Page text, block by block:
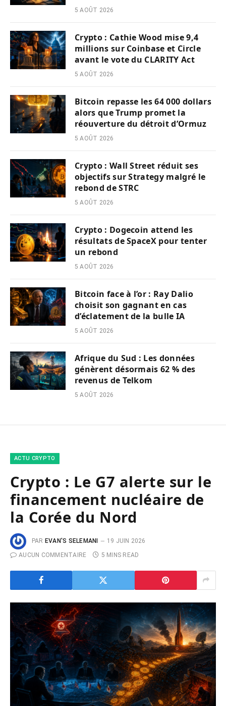
5 AOÛT 2026
Crypto : Cathie Wood mise 9,4
millions sur Coinbase et Circle
avant le vote du CLARITY Act
5 AOÛT 2026
Bitcoin repasse les 64 000 dollars
alors que Trump promet la
réouverture du détroit d’Ormuz
5 AOÛT 2026
Crypto : Wall Street réduit ses
objectifs sur Strategy malgré le
rebond de STRC
5 AOÛT 2026
Crypto : Dogecoin attend les
résultats de SpaceX pour tenter
un rebond
5 AOÛT 2026
Bitcoin face à l’or : Ray Dalio
choisit son gagnant en cas
d’éclatement de la bulle IA
5 AOÛT 2026
Afrique du Sud : Les données
génèrent désormais 62 % des
revenus de Telkom
5 AOÛT 2026
ACTU CRYPTO
Crypto : Le G7 alerte sur le
financement nucléaire de
la Corée du Nord
PAR EVAN'S SELEMANI
19 JUIN 2026
AUCUN COMMENTAIRE
5 MINS READ